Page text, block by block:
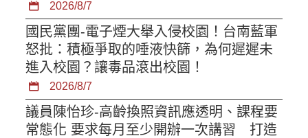
2026/8/7
國民黨團-電子煙大舉入侵校園！台南藍軍
怒批：積極爭取的唾液快篩，為何遲遲未
進入校園？讓毒品滾出校園！
2026/8/7
議員陳怡珍-高齡換照資訊應透明、課程要
常態化 要求每月至少開辦一次講習 打造